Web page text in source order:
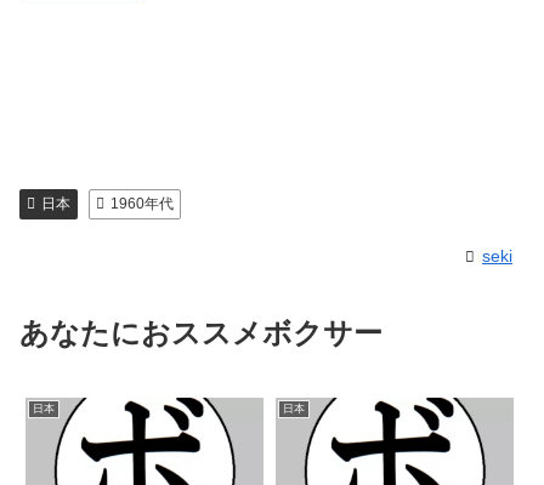
日本 1960年代
seki
あなたにおススメボクサー
日本 日本